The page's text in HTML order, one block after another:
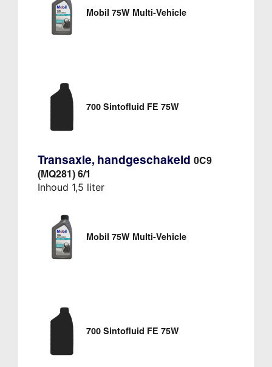
Mobil 75W Multi-Vehicle
700 Sintofluid FE 75W
Transaxle, handgeschakeld 0C9
(MQ281) 6/1
Inhoud 1,5 liter
Mobil 75W Multi-Vehicle
700 Sintofluid FE 75W